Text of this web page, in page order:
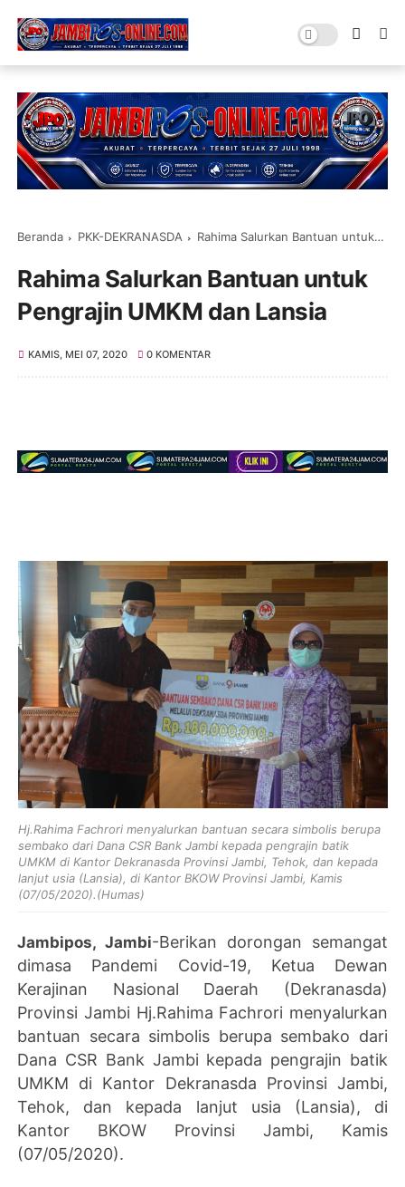
Beranda PKK-DEKRANASDA Rahima Salurkan Bantuan untuk Pengrajin UMKM dan Lansia
Rahima Salurkan Bantuan untuk
Pengrajin UMKM dan Lansia
KAMIS, MEI 07, 2020 0 KOMENTAR
Hj.Rahima Fachrori menyalurkan bantuan secara simbolis berupa
sembako dari Dana CSR Bank Jambi kepada pengrajin batik
UMKM di Kantor Dekranasda Provinsi Jambi, Tehok, dan kepada
lanjut usia (Lansia), di Kantor BKOW Provinsi Jambi, Kamis
(07/05/2020).(Humas)
Jambipos, Jambi-Berikan dorongan semangat
dimasa Pandemi Covid-19, Ketua Dewan
Kerajinan Nasional Daerah (Dekranasda)
Provinsi Jambi Hj.Rahima Fachrori menyalurkan
bantuan secara simbolis berupa sembako dari
Dana CSR Bank Jambi kepada pengrajin batik
UMKM di Kantor Dekranasda Provinsi Jambi,
Tehok, dan kepada lanjut usia (Lansia), di
Kantor BKOW Provinsi Jambi, Kamis
(07/05/2020).